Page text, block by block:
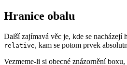
Hranice obalu
Další zajímavá věc je, kde se nacházejí
relative, kam se potom prvek
Vezmeme-li si obecné znázornění